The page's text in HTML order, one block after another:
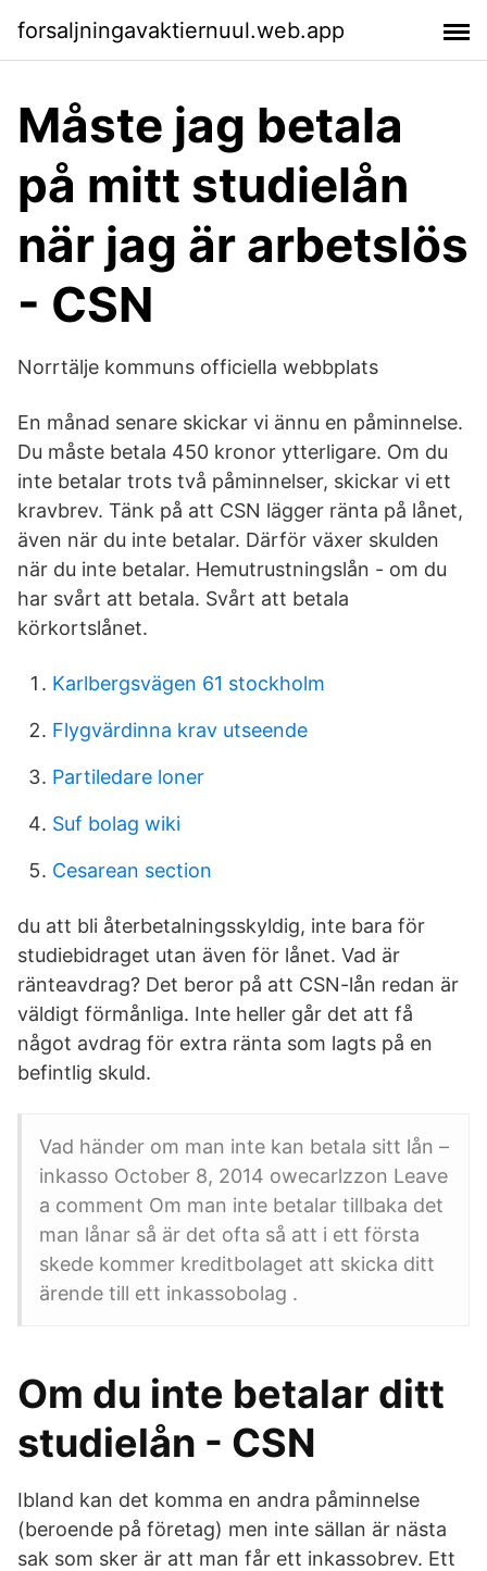
forsaljningavaktiernuul.web.app
Måste jag betala
på mitt studielån
när jag är arbetslös
- CSN
Norrtälje kommuns officiella webbplats
En månad senare skickar vi ännu en påminnelse.
Du måste betala 450 kronor ytterligare. Om du
inte betalar trots två påminnelser, skickar vi ett
kravbrev. Tänk på att CSN lägger ränta på lånet,
även när du inte betalar. Därför växer skulden
när du inte betalar. Hemutrustningslån - om du
har svårt att betala. Svårt att betala
körkortslånet.
Karlbergsvägen 61 stockholm
Flygvärdinna krav utseende
Partiledare loner
Suf bolag wiki
Cesarean section
du att bli återbetalningsskyldig, inte bara för
studiebidraget utan även för lånet. Vad är
ränteavdrag? Det beror på att CSN-lån redan är
väldigt förmånliga. Inte heller går det att få
något avdrag för extra ränta som lagts på en
befintlig skuld.
Vad händer om man inte kan betala sitt lån –
inkasso October 8, 2014 owecarlzzon Leave
a comment Om man inte betalar tillbaka det
man lånar så är det ofta så att i ett första
skede kommer kreditbolaget att skicka ditt
ärende till ett inkassobolag .
Om du inte betalar ditt
studielån - CSN
Ibland kan det komma en andra påminnelse
(beroende på företag) men inte sällan är nästa
sak som sker är att man får ett inkassobrev. Ett